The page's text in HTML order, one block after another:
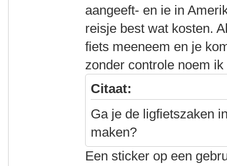
aangeeft- en ie in
reisje best wat kosten.
fiets meeneem en je
zonder controle noem
Citaat:
Ga je de ligfietszaken
maken?
Een sticker op een